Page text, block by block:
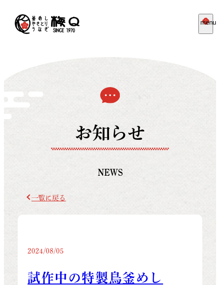
menu
お知らせ
NEWS
一覧に戻る
2024/08/05
試作中の特製鳥釜めし